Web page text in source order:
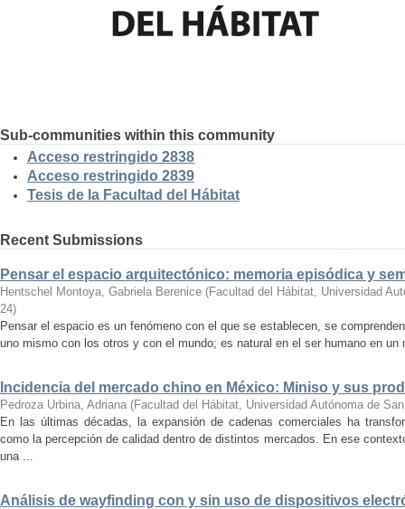
Sub-communities within this community
Acceso restringido 2838
Acceso restringido 2839
Tesis de la Facultad del Hábitat
Recent Submissions
Pensar el espacio arquitectónico: memoria episódica y
Hentschel Montoya, Gabriela Berenice (Facultad del Hábitat, Universidad
24)
Pensar el espacio es un fenómeno con el que se establecen, se
uno mismo con los otros y con el mundo; es natural en el ser humano en
Incidencia del mercado chino en México: Miniso y sus
Pedroza Urbina, Adriana (Facultad del Hábitat, Universidad Autónoma de
En las últimas décadas, la expansión de cadenas comerciales ha
como la percepción de calidad dentro de distintos mercados. En ese
una ...
Análisis de wayfinding con y sin uso de dispositivos